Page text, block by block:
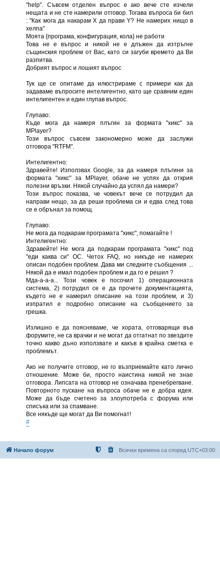
"help". Съвсем отделен въпрос е ако вече сте изчели
нещата и не сте намерили отговор. Тогава въпроса би бил
: "Как мога да накарам Х да прави Y? Не намерих нищо в
хелпа"
Моята {програма, конфигурация, кола} не работи
Това не е въпрос и никой не е длъжен да изтръгне
същинския проблем от Вас, като си загуби времето да Ви
разпитва.
Добрият въпрос и лошият въпрос
Тук ще се опитаме да илюстрираме с примери как да
задаваме въпросите интелигентно, като ще сравним един
интелигентен и един глупав въпрос.
Глупаво:
Къде мога да намеря плъгин за формата "хикс" за
MPlayer?
Този въпрос съвсем закономерно може да заслужи
отговора "RTFM".
Интелигентно:
Здравейте! Използвах Google, за да намеря плъгини за
формата "хикс" за MPlayer, обаче не успях да открия
полезни връзки. Някой случайно да успял да намери?
Този въпрос показва, че човекът вече се потрудил да
направи нещо, за да реши проблема си и едва след това
се е обрънал за помощ.
Глупаво:
Не мога да подкарам програмата "хикс", помагайте !
Интелигентно:
Здравейте! Не мога да подкарам програмата "хикс" под
"еди каква си" ОС. Четох FAQ, но никъде не намерих
описан подобен проблем. Дава ми следните съобщения ...
Някой да е имал подобен проблем и да го е решил ?
Мда-а-а-а... Този човек е посочил 1) операционната
система, 2) потрудил се е да прочете документацията,
където не е намерил описание на този проблем, и 3)
изпратил е подробно описание на съобщението за
грешка.
Излишно е да поясняваме, че хората, отговарящи във
форумите, не са врачки и не могат да отгатнат по звездите
точно какво дъно използвате и какъв в крайна сметка е
проблемът.
Ако не получите отговор, не го възприемайте като лично
отношение. Може би, просто наистина никой не знае
отговора. Липсата на отговор не означава пренебрегване.
Повторното пускане на въпроса обаче не е добра идея.
Може да бъде счетено за злоупотреба с форума или
списъка или за спамване.
Все някъде ще могат да Ви помогнат!
#
Начало форум Всички времена са според UTC+03:00